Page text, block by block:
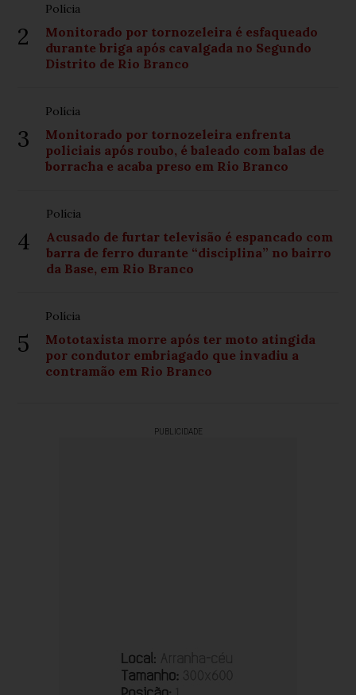
2
Polícia
Monitorado por tornozeleira é esfaqueado
durante briga após cavalgada no Segundo
Distrito de Rio Branco
3
Polícia
Monitorado por tornozeleira enfrenta
policiais após roubo, é baleado com balas de
borracha e acaba preso em Rio Branco
4
Polícia
Acusado de furtar televisão é espancado com
barra de ferro durante “disciplina” no bairro
da Base, em Rio Branco
5
Polícia
Mototaxista morre após ter moto atingida
por condutor embriagado que invadiu a
contramão em Rio Branco
PUBLICIDADE